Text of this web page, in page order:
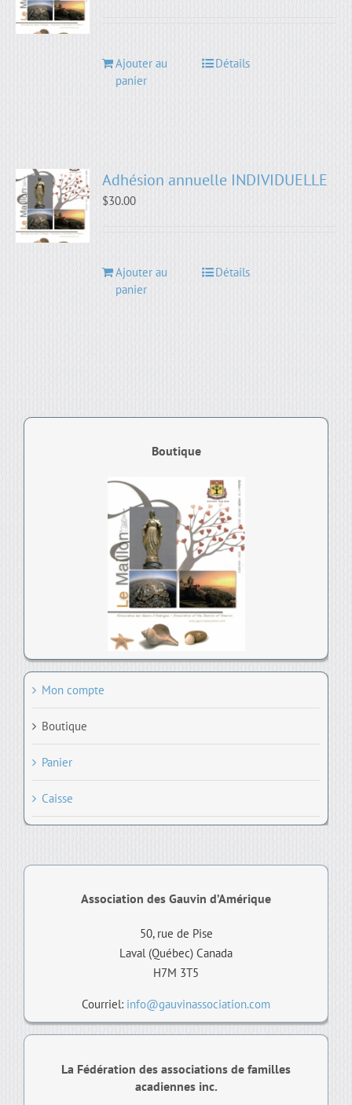
Ajouter au
panier
Détails
Adhésion annuelle INDIVIDUELLE
$30.00
Ajouter au
panier
Détails
Association des Gauvin d’Amérique
50, rue de Pise
Laval (Québec) Canada
H7M 3T5
Courriel: info@gauvinassociation.com
La Fédération des associations de familles
acadiennes inc.
Boutique
Mon compte
Boutique
Panier
Caisse